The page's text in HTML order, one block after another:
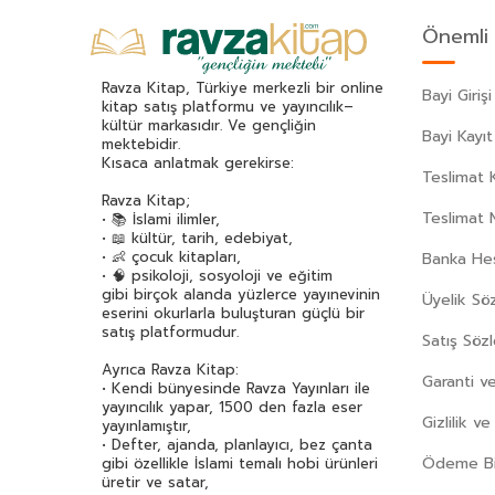
Alev Alatlı(45)
Alexandr Sergeyeviç Puşkin(49)
Alexandre Dumas (113)
Alfred Adler(62)
Ali Haydar Haksal
(53)
Alphonse Daudet
Andre Gide(43)
Anonim(300)
Antoine De Saint Exupery(174)
Anton Çehov(163)
Aristoteles (Aristo)(89)
Arthur Schopenhauer(77)
Asena Meriç (42)
Asım Uysal(37)
Ravza Kitap, Türkiye merkezli bir online
kitap satış platformu ve yayıncılık–
kültür markasıdır. Ve gençliğin
mektebidir.
Kısaca anlatmak gerekirse:
Ravza Kitap;
• 📚 İslami ilimler,
• 📖 kültür, tarih, edebiyat,
• 👶 çocuk kitapları,
• 🧠 psikoloji, sosyoloji ve eğitim
gibi birçok alanda yüzlerce yayınevinin
eserini okurlarla buluşturan güçlü bir
satış platformudur.
Ayrıca Ravza Kitap:
• Kendi bünyesinde Ravza Yayınları ile
yayıncılık yapar, 1500 den fazla eser
yayınlamıştır,
• Defter, ajanda, planlayıcı, bez çanta
gibi özellikle İslami temalı hobi ürünleri
üretir ve satar,
Bayi Girişi
Bayi Kayıt
Teslimat
Teslimat
Banka
Üyelik
Satış
Garanti
Gizlilik
Ödeme